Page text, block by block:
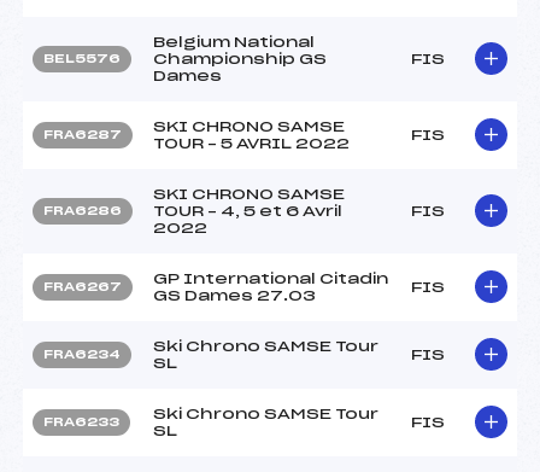
BEL5576
Belgium National
Championship GS
Dames
FIS
FRA6287
SKI CHRONO SAMSE
TOUR – 5 AVRIL 2022
FIS
FRA6286
SKI CHRONO SAMSE
TOUR – 4, 5 et 6 Avril
2022
FIS
FRA6267
GP International Citadin
GS Dames 27.03
FIS
FRA6234
Ski Chrono SAMSE Tour
SL
FIS
FRA6233
Ski Chrono SAMSE Tour
SL
FIS